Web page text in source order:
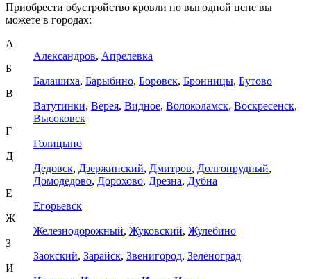
Приобрести обустройство кровли по выгодной цене вы
можете в городах:
А
Александров, Апрелевка
Б
Балашиха, Барыбино, Боровск, Бронницы, Бутово
В
Ватутинки, Верея, Видное, Волоколамск, Воскресенск,
Высоковск
Г
Голицыно
Д
Дедовск, Дзержинский, Дмитров, Долгопрудный,
Домодедово, Дорохово, Дрезна, Дубна
Е
Егорьевск
Ж
Железнодорожный, Жуковский, Жулебино
З
Заокский, Зарайск, Звенигород, Зеленоград
И